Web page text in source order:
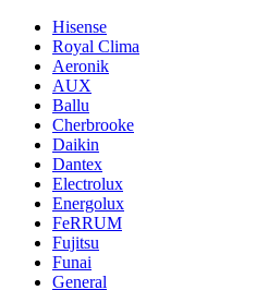
Hisense
Royal Clima
Aeronik
AUX
Ballu
Cherbrooke
Daikin
Dantex
Electrolux
Energolux
FeRRUM
Fujitsu
Funai
General